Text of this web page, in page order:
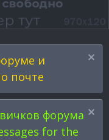
и
почте
форума
for the